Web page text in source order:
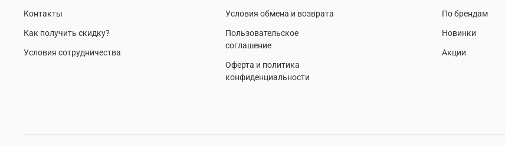
Контакты
Как получить скидку?
Условия сотрудничества
Условия обмена и возврата
Пользовательское
соглашение
Оферта и политика
конфиденциальности
По брендам
Новинки
Акции